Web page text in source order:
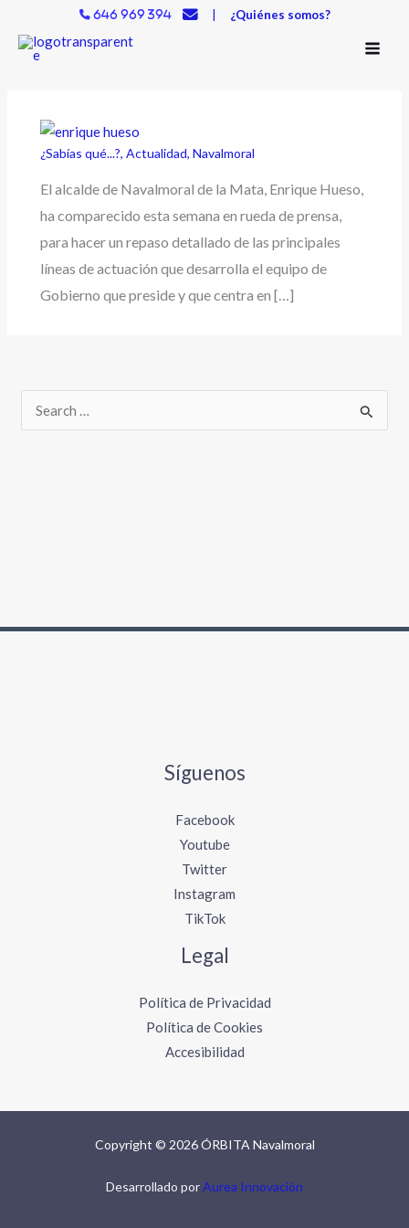
contenido
646 969 394 | ¿Quiénes somos?
¿Sabías qué...?,Actualidad,Navalmoral
El alcalde de Navalmoral de la Mata, Enrique Hueso,
ha comparecido esta semana en rueda de prensa,
para hacer un repaso detallado de las principales
líneas de actuación que desarrolla el equipo de
Gobierno que preside y que centra en […]
Síguenos
Facebook
Youtube
Twitter
Instagram
TikTok
Legal
Política de Privacidad
Política de Cookies
Accesibilidad
Copyright © 2026 ÓRBITA Navalmoral
Desarrollado porAurea Innovación